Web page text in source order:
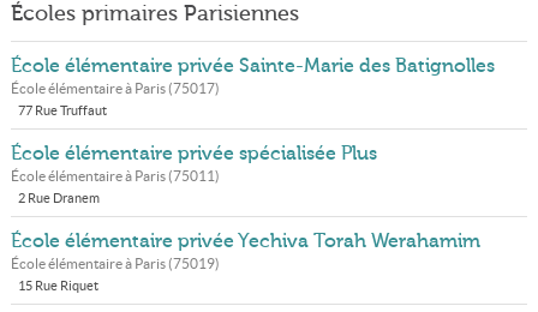
Écoles primaires Parisiennes
École élémentaire privée Sainte-Marie des Batignolles
École élémentaire à Paris(75017)
77 Rue Truffaut
École élémentaire privée spécialisée Plus
École élémentaire à Paris(75011)
2 Rue Dranem
École élémentaire privée Yechiva Torah Werahamim
École élémentaire à Paris(75019)
15 Rue Riquet